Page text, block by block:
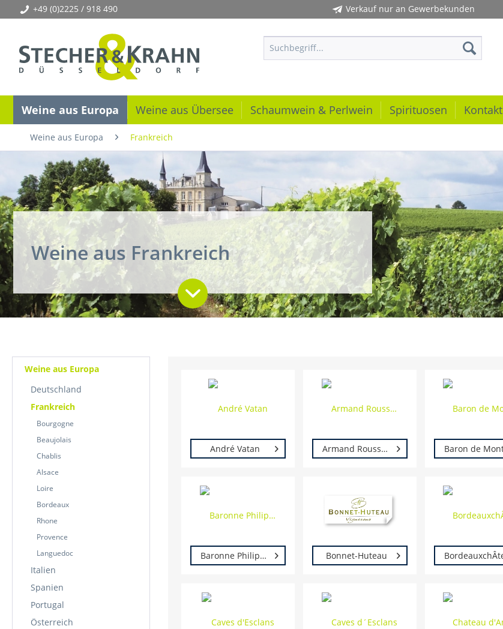
+49 (0)2225 / 918 490 Verkauf nur an Gewerbekunden
Weine aus Europa Weine aus Übersee Schaumwein & Perlwein Spirituosen Kontakt
Weine aus Europa Frankreich
Weine aus Frankreich
Weine aus Europa
Deutschland
Frankreich
Bourgogne
Beaujolais
Chablis
Alsace
Loire
Bordeaux
Rhone
Provence
Languedoc
Italien
Spanien
Portugal
Österreich
André Vatan Armand Rousseau
Baronne Philippine de Rothschild Bonnet-Huteau